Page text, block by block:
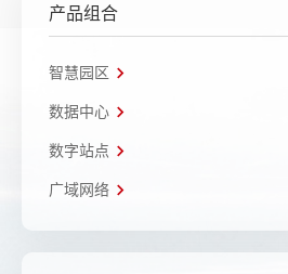
产品组合
智慧园区
数据中心
数字站点
广域网络